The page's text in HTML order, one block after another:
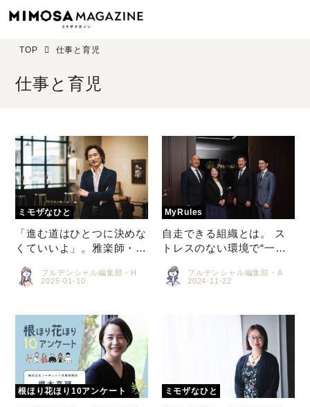
ミモザマガジンとは
ミモザなひと
ミモザレポート
ミモマガエッセイ
TOP 仕事と育児
仕事と育児
「進む道はひとつに決めな
くていいよ」。雅楽師・東
道”のススメ
プルデンシャル編集部・H
自走できる組織とは。 ス
トレスのない環境で“一体
人ひとりの「成長エンジ
プルデンシャル編集部・A